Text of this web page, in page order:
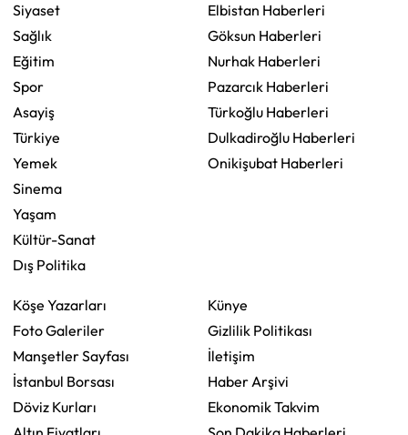
Siyaset
Sağlık
Eğitim
Spor
Asayiş
Türkiye
Yemek
Sinema
Yaşam
Kültür-Sanat
Dış Politika
Elbistan Haberleri
Göksun Haberleri
Nurhak Haberleri
Pazarcık Haberleri
Türkoğlu Haberleri
Dulkadiroğlu Haberleri
Onikişubat Haberleri
Köşe Yazarları
Foto Galeriler
Manşetler Sayfası
İstanbul Borsası
Döviz Kurları
Künye
Gizlilik Politikası
İletişim
Haber Arşivi
Ekonomik Takvim